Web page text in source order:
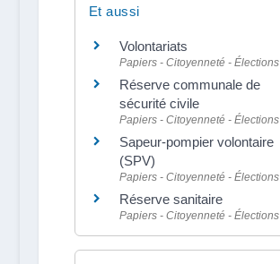
Et aussi
Volontariats
Papiers - Citoyenneté - Élections
Réserve communale de
sécurité civile
Papiers - Citoyenneté - Élections
Sapeur-pompier volontaire
(SPV)
Papiers - Citoyenneté - Élections
Réserve sanitaire
Papiers - Citoyenneté - Élections